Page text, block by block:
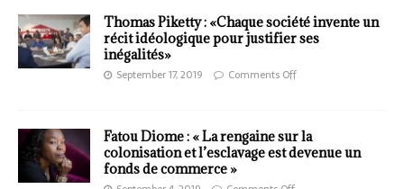
Thomas Piketty : «Chaque société invente un
récit idéologique pour justifier ses
inégalités»
September 17, 2019 Comments Off
Fatou Diome : « La rengaine sur la
colonisation et l’esclavage est devenue un
fonds de commerce »